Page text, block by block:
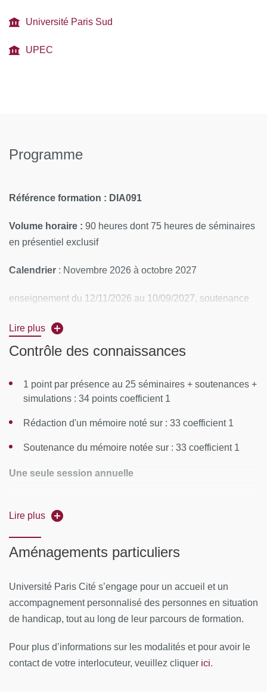
Université Paris Sud
UPEC
Programme
Référence formation : DIA091
Volume horaire : 90 heures dont 75 heures de séminaires
en présentiel exclusif
Calendrier : Novembre 2026 à octobre 2027
enseignement du 12/11/2026 au 10/09/2027, soutenance
en groupe
CONTENUS PÉDAGOGIQUES
La place et les attentes des patient-es dans les
formations en santé
Les études de médecine à l’ère des réformes : R3C,
Le concept de compétence
Le concept de raisonnement clinique
Comment élaborer un programme
Lire plus
Contrôle des connaissances
1 point par présence au 25 séminaires + soutenances +
simulations : 34 points coefficient 1
Rédaction d'un mémoire noté sur : 33 coefficient 1
Soutenance du mémoire notée sur : 33 coefficient 1
Une seule session annuelle
Note égale ou supérieure à 16.5/33 ou 17/34 à chaque
Lire plus
Aménagements particuliers
Université Paris Cité s’engage pour un accueil et un
accompagnement personnalisé des personnes en situation
de handicap, tout au long de leur parcours de formation.
Pour plus d’informations sur les modalités et pour avoir le
contact de votre interlocuteur, veuillez cliquer ici.